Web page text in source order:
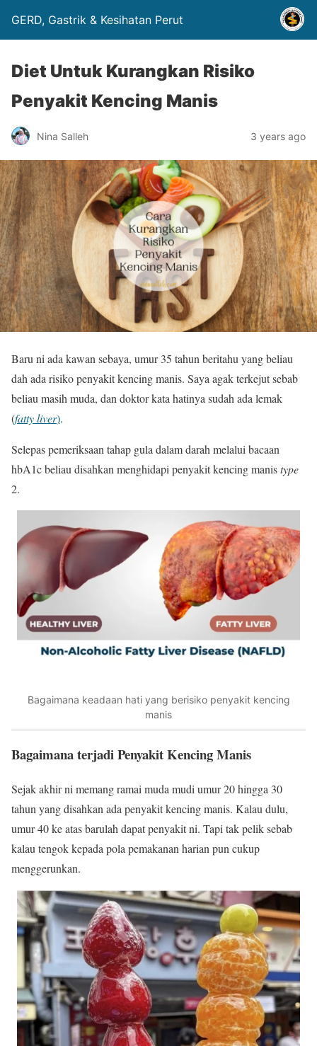
GERD, Gastrik & Kesihatan Perut
Diet Untuk Kurangkan Risiko
Penyakit Kencing Manis
Nina Salleh 3 years ago
Baru ni ada kawan sebaya, umur 35 tahun beritahu yang beliau
dah ada risiko penyakit kencing manis. Saya agak terkejut sebab
beliau masih muda, dan doktor kata hatinya sudah ada lemak
(fatty liver).
Selepas pemeriksaan tahap gula dalam darah melalui bacaan
hbA1c beliau disahkan menghidapi penyakit kencing manistype
2.
Bagaimana keadaan hati yang berisiko penyakit kencing
manis
Bagaimana terjadi Penyakit Kencing Manis
Sejak akhir ni memang ramai muda mudi umur 20 hingga 30
tahun yang disahkan ada penyakit kencing manis. Kalau dulu,
umur 40 ke atas barulah dapat penyakit ni. Tapi tak pelik sebab
kalau tengok kepada pola pemakanan harian pun cukup
menggerunkan.